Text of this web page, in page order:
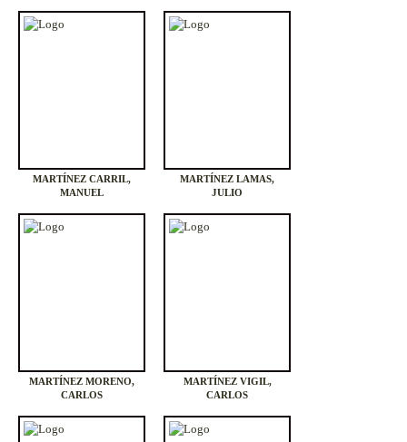
MARTÍNEZ CARRIL,
MANUEL
MARTÍNEZ LAMAS,
JULIO
MARTÍNEZ MORENO,
CARLOS
MARTÍNEZ VIGIL,
CARLOS